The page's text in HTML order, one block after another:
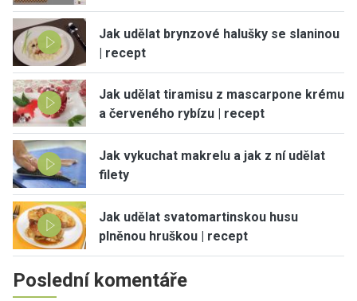
Jak udělat brynzové halušky se slaninou
| recept
Jak udělat tiramisu z mascarpone krému
a červeného rybízu | recept
Jak vykuchat makrelu a jak z ní udělat
filety
Jak udělat svatomartinskou husu
plněnou hruškou | recept
Poslední komentáře